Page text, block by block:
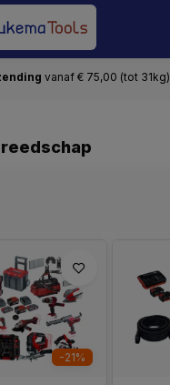
vanaf € 75,00 (tot 31kg)
-21%